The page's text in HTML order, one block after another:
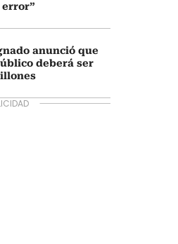
error”
anunció que
deberá ser